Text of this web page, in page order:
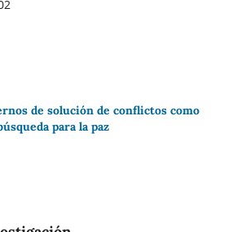
de solución de conflictos como
para la paz